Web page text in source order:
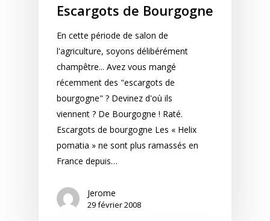
Escargots de Bourgogne
En cette période de salon de
l'agriculture, soyons délibérément
champêtre... Avez vous mangé
récemment des "escargots de
bourgogne" ? Devinez d'où ils
viennent ? De Bourgogne ! Raté.
Escargots de bourgogne Les « Helix
pomatia » ne sont plus ramassés en
France depuis…
Jerome
29 février 2008